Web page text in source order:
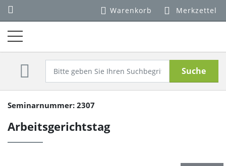
Warenkorb Merkzettel
Suche
Seminarnummer: 2307
Arbeitsgerichtstag